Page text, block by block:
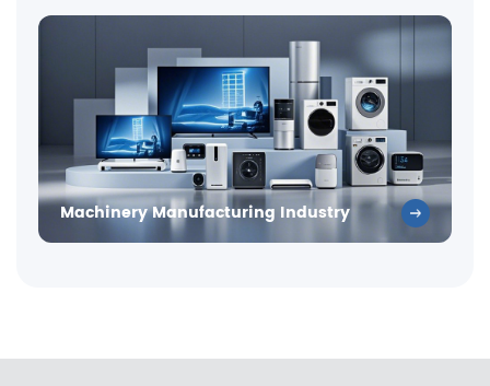
Machinery Manufacturing Industry